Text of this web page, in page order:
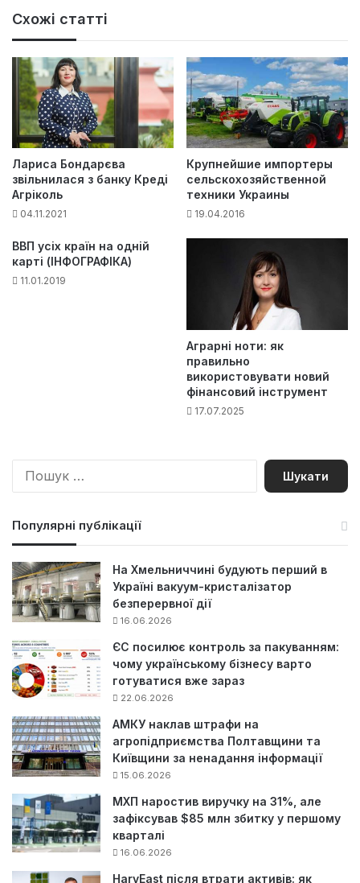
Схожі статті
Лариса Бондарєва
звільнилася з банку Креді
Агріколь
04.11.2021
Крупнейшие импортеры
сельскохозяйственной
техники Украины
19.04.2016
ВВП усіх країн на одній
карті (ІНФОГРАФІКА)
11.01.2019
Аграрні ноти: як
правильно
використовувати новий
фінансовий інструмент
17.07.2025
П
Популярні публікації
На Хмельниччині будують перший в
Україні вакуум-кристалізатор
безперервної дії
16.06.2026
ЄС посилює контроль за пакуванням:
чому українському бізнесу варто
готуватися вже зараз
22.06.2026
АМКУ наклав штрафи на
агропідприємства Полтавщини та
Київщини за ненадання інформації
15.06.2026
МХП наростив виручку на 31%, але
зафіксував $85 млн збитку у першому
кварталі
16.06.2026
HarvEast після втрати активів: як